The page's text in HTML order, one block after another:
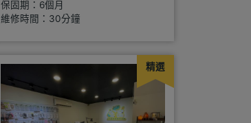
保固期：6個月
維修時間：30分鐘
精選